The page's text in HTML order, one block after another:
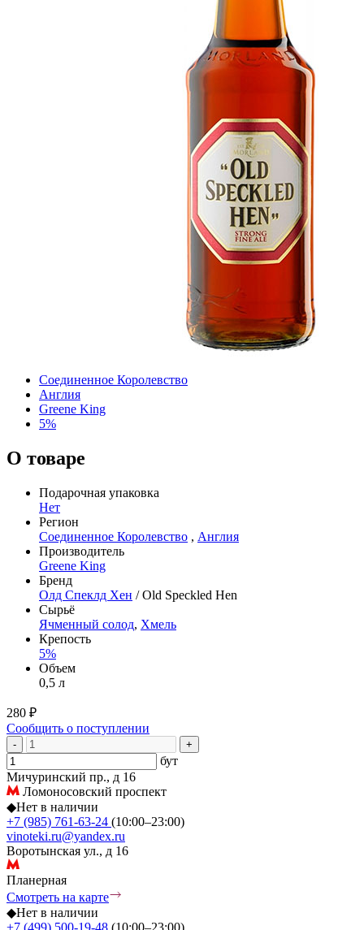
Соединенное Королевство
Англия
Greene King
5%
О товаре
Подарочная упаковка
Нет
Регион
Соединенное Королевство , Англия
Производитель
Greene King
Бренд
Олд Спеклд Хен / Old Speckled Hen
Сырьё
Ячменный солод, Хмель
Крепость
5%
Объем
0,5 л
280 ₽
Сообщить о поступлении
- +
бут
Мичуринский пр., д 16
Ломоносовский проспект
◆Нет в наличии
+7 (985) 761-63-24 (10:00–23:00)
vinoteki.ru@yandex.ru
Воротынская ул., д 16
Планерная
Смотреть на карте
◆Нет в наличии
+7 (499) 500-19-48 (10:00–23:00)